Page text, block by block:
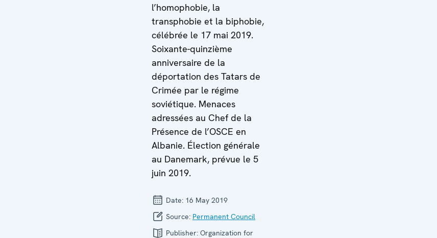
l’homophobie, la
transphobie et la biphobie,
célébrée le 17 mai 2019.
Soixante-quinzième
anniversaire de la
déportation des Tatars de
Crimée par le régime
soviétique. Menaces
adressées au Chef de la
Présence de l’OSCE en
Albanie. Élection générale
au Danemark, prévue le 5
juin 2019.
Date: 16 May 2019
Source: Permanent Council
Publisher: Organization for